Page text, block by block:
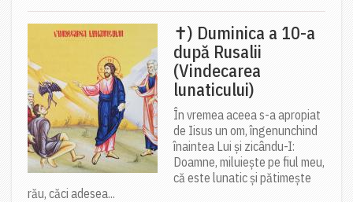
✝) Duminica a 10-a
după Rusalii
(Vindecarea
lunaticului)
În vremea aceea s-a apropiat
de Iisus un om, îngenunchind
înaintea Lui și zicându-I:
Doamne, miluiește pe fiul meu,
că este lunatic și pătimește
rău, căci adesea...